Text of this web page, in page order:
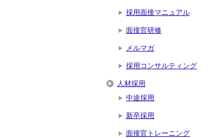
採用面接マニュアル
面接官研修
メルマガ
採用コンサルティング
人材採用
中途採用
新卒採用
面接官トレーニング